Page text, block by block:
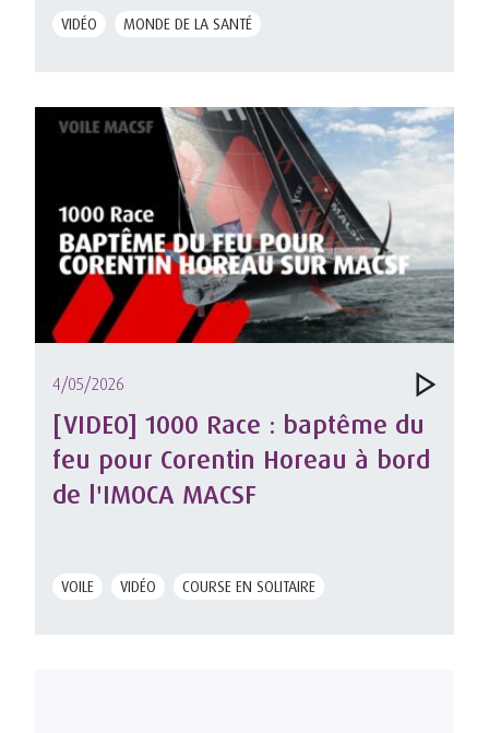
VIDÉO MONDE DE LA SANTÉ
4/05/2026
[VIDEO] 1000 Race : baptême du
feu pour Corentin Horeau à bord
de l'IMOCA MACSF
VOILE VIDÉO COURSE EN SOLITAIRE